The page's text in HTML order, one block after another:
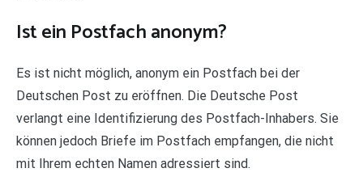
Ist ein Postfach anonym?
Es ist nicht möglich, anonym ein Postfach bei der
Deutschen Post zu eröffnen. Die Deutsche Post
verlangt eine Identifizierung des Postfach-Inhabers. Sie
können jedoch Briefe im Postfach empfangen, die nicht
mit Ihrem echten Namen adressiert sind.